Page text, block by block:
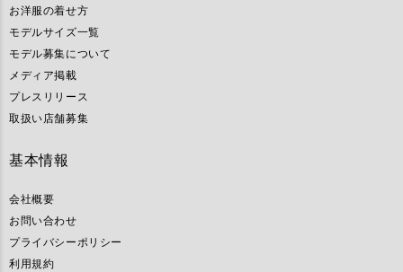
お洋服の着せ方
モデルサイズ一覧
モデル募集について
メディア掲載
プレスリリース
取扱い店舗募集
基本情報
会社概要
お問い合わせ
プライバシーポリシー
利用規約